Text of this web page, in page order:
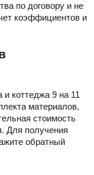
по договору и не
коэффициентов и
и коттеджа 9 на 11
материалов,
стоимость
Для получения
обратный